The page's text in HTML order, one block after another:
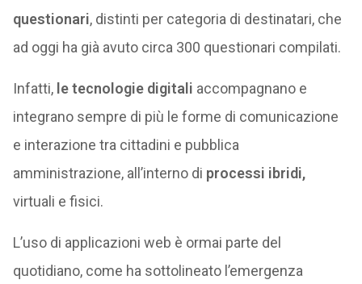
questionari, distinti per categoria di destinatari, che
ad oggi ha già avuto circa 300 questionari compilati.
Infatti, le tecnologie digitali accompagnano e
integrano sempre di più le forme di comunicazione
e interazione tra cittadini e pubblica
amministrazione, all’interno di processi ibridi,
virtuali e fisici.
L’uso di applicazioni web è ormai parte del
quotidiano, come ha sottolineato l’emergenza